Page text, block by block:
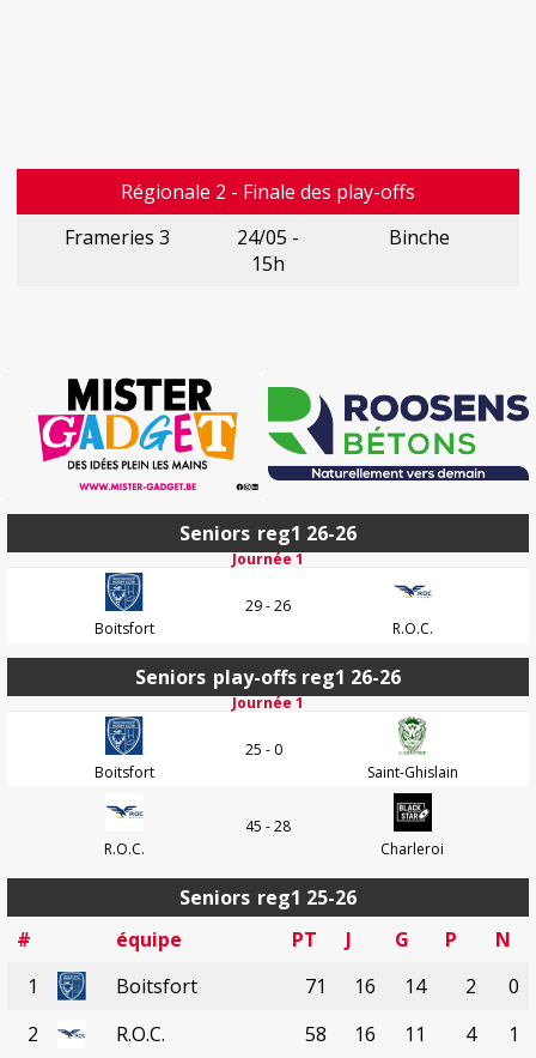
Régionale 2 - Finale des play-offs
Frameries 3
24/05 -
15h
Binche
Seniors reg1 26-26
Journée 1
Boitsfort
29 - 26
R.O.C.
Seniors play-offs reg1 26-26
Journée 1
Boitsfort
25 - 0
Saint-Ghislain
R.O.C.
45 - 28
Charleroi
Seniors reg1 25-26
#
équipe PT J G P
N
1
Boitsfort 71 16 14 2
0
2
R.O.C. 58 16 11 4 1